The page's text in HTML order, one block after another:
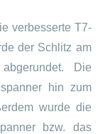
verbesserte T7-
der Schlitz am
Die
hin zum
wurde die
bzw. das